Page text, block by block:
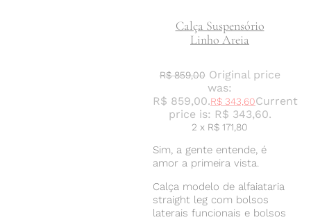
Calça Suspensório
Linho Areia
R$859,00 Original price
was:
R$ 859,00.R$ 343,60Current
price is: R$ 343,60.
2 x R$ 171,80
Sim, a gente entende, é
amor a primeira vista.
Calça modelo de alfaiataria
straight leg com bolsos
laterais funcionais e bolsos